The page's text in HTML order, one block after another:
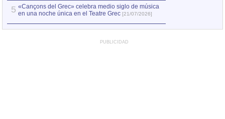
5 «Cançons del Grec» celebra medio siglo de música
en una noche única en el Teatre Grec [21/07/2026]
PUBLICIDAD